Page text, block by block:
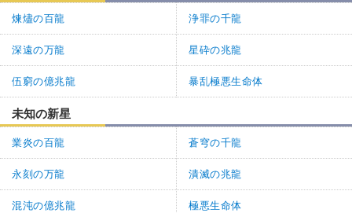
煉燼の百龍 浄罪の千龍
深遠の万龍 星砕の兆龍
伍窮の億兆龍 暴乱極悪生命体
未知の新星
業炎の百龍 蒼穹の千龍
永刻の万龍 潰滅の兆龍
混沌の億兆龍 極悪生命体